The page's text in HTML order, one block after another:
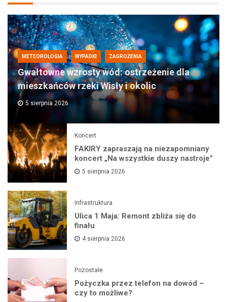
METEOROLOGIA WYPADKI ZAGROŻENIA
Gwałtowne wzrosty wód: ostrzeżenie dla
mieszkańców rzeki Wisły i okolic
5 sierpnia 2026
Koncert
FAKIRY zapraszają na niezapomniany
koncert „Na wszystkie duszy nastroje”
5 sierpnia 2026
Infrastruktura
Ulica 1 Maja: Remont zbliża się do
finału
4 sierpnia 2026
Pozostałe
Pożyczka przez telefon na dowód –
czy to możliwe?